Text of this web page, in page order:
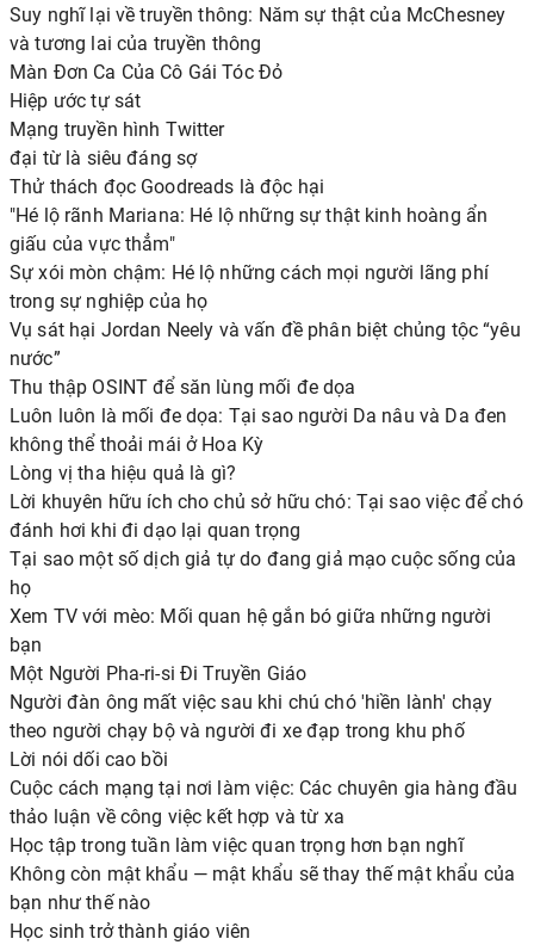
Suy nghĩ lại về truyền thông: Năm sự thật của McChesney
và tương lai của truyền thông
Màn Đơn Ca Của Cô Gái Tóc Đỏ
Hiệp ước tự sát
Mạng truyền hình Twitter
đại từ là siêu đáng sợ
Thử thách đọc Goodreads là độc hại
"Hé lộ rãnh Mariana: Hé lộ những sự thật kinh hoàng ẩn
giấu của vực thẳm"
Sự xói mòn chậm: Hé lộ những cách mọi người lãng phí
trong sự nghiệp của họ
Vụ sát hại Jordan Neely và vấn đề phân biệt chủng tộc “yêu
nước”
Thu thập OSINT để săn lùng mối đe dọa
Luôn luôn là mối đe dọa: Tại sao người Da nâu và Da đen
không thể thoải mái ở Hoa Kỳ
Lòng vị tha hiệu quả là gì?
Lời khuyên hữu ích cho chủ sở hữu chó: Tại sao việc để chó
đánh hơi khi đi dạo lại quan trọng
Tại sao một số dịch giả tự do đang giả mạo cuộc sống của
họ
Xem TV với mèo: Mối quan hệ gắn bó giữa những người
bạn
Một Người Pha-ri-si Đi Truyền Giáo
Người đàn ông mất việc sau khi chú chó 'hiền lành' chạy
theo người chạy bộ và người đi xe đạp trong khu phố
Lời nói dối cao bồi
Cuộc cách mạng tại nơi làm việc: Các chuyên gia hàng đầu
thảo luận về công việc kết hợp và từ xa
Học tập trong tuần làm việc quan trọng hơn bạn nghĩ
Không còn mật khẩu — mật khẩu sẽ thay thế mật khẩu của
bạn như thế nào
Học sinh trở thành giáo viên